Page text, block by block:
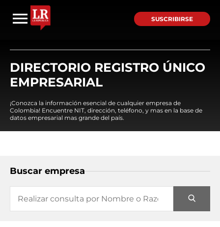
SUSCRIBIRSE
DIRECTORIO REGISTRO ÚNICO
EMPRESARIAL
¡Conozca la información esencial de cualquier empresa de
Colombia! Encuentre NIT, dirección, teléfono, y mas en la base de
datos empresarial mas grande del país.
Buscar empresa